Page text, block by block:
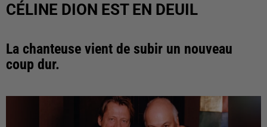
CÉLINE DION EST EN DEUIL
La chanteuse vient de subir un nouveau
coup dur.